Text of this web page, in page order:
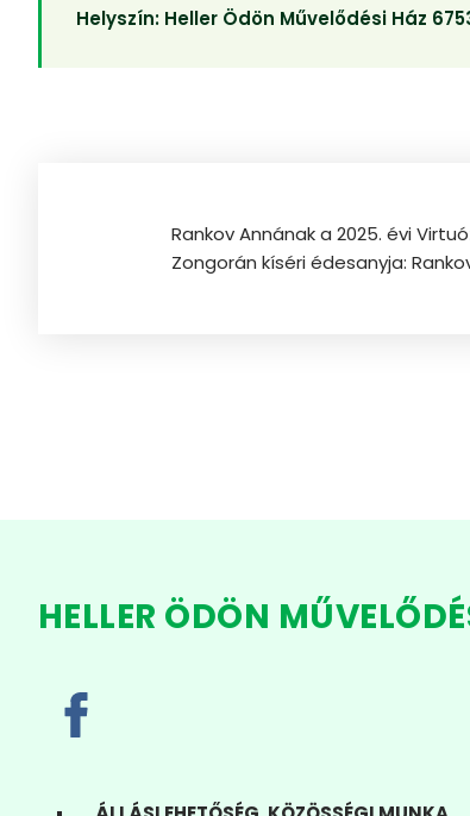
Helyszín: Heller Ödön Művelődési Ház
Rankov Annának a 2025. évi
Zongorán kíséri édesanyja:
HELLER ÖDÖN